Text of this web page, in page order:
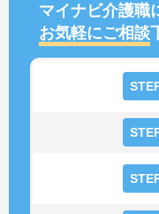
マイナビ介護職
お気軽にご相談